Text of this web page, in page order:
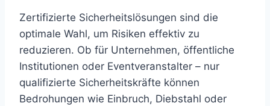
Zertifizierte Sicherheitslösungen sind die
optimale Wahl, um Risiken effektiv zu
reduzieren. Ob für Unternehmen, öffentliche
Institutionen oder Eventveranstalter – nur
qualifizierte Sicherheitskräfte können
Bedrohungen wie Einbruch, Diebstahl oder